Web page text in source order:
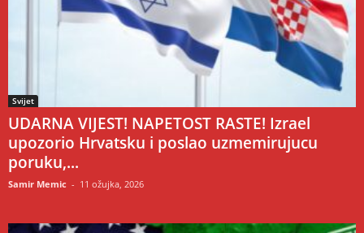
Svijet
UDARNA VIJEST! NAPETOST RASTE! Izrael
upozorio Hrvatsku i poslao uzmemirujucu
poruku,...
Samir Memic - 11 ožujka, 2026